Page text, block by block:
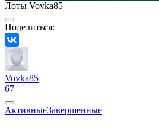
Лоты Vovka85
Поделиться:
Vovka85
67
АктивныеЗавершенные